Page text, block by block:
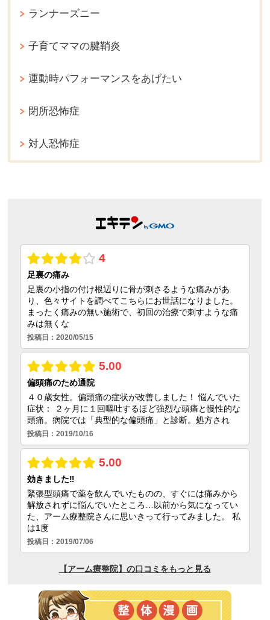
ランナーズニー
子育てママの腱鞘炎
運動時パフォーマンスをあげたい
閉所恐怖症
対人恐怖症